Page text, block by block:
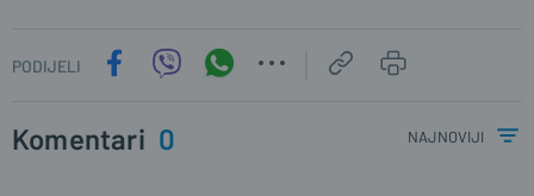
PODIJELI
Komentari 0 najnoviji